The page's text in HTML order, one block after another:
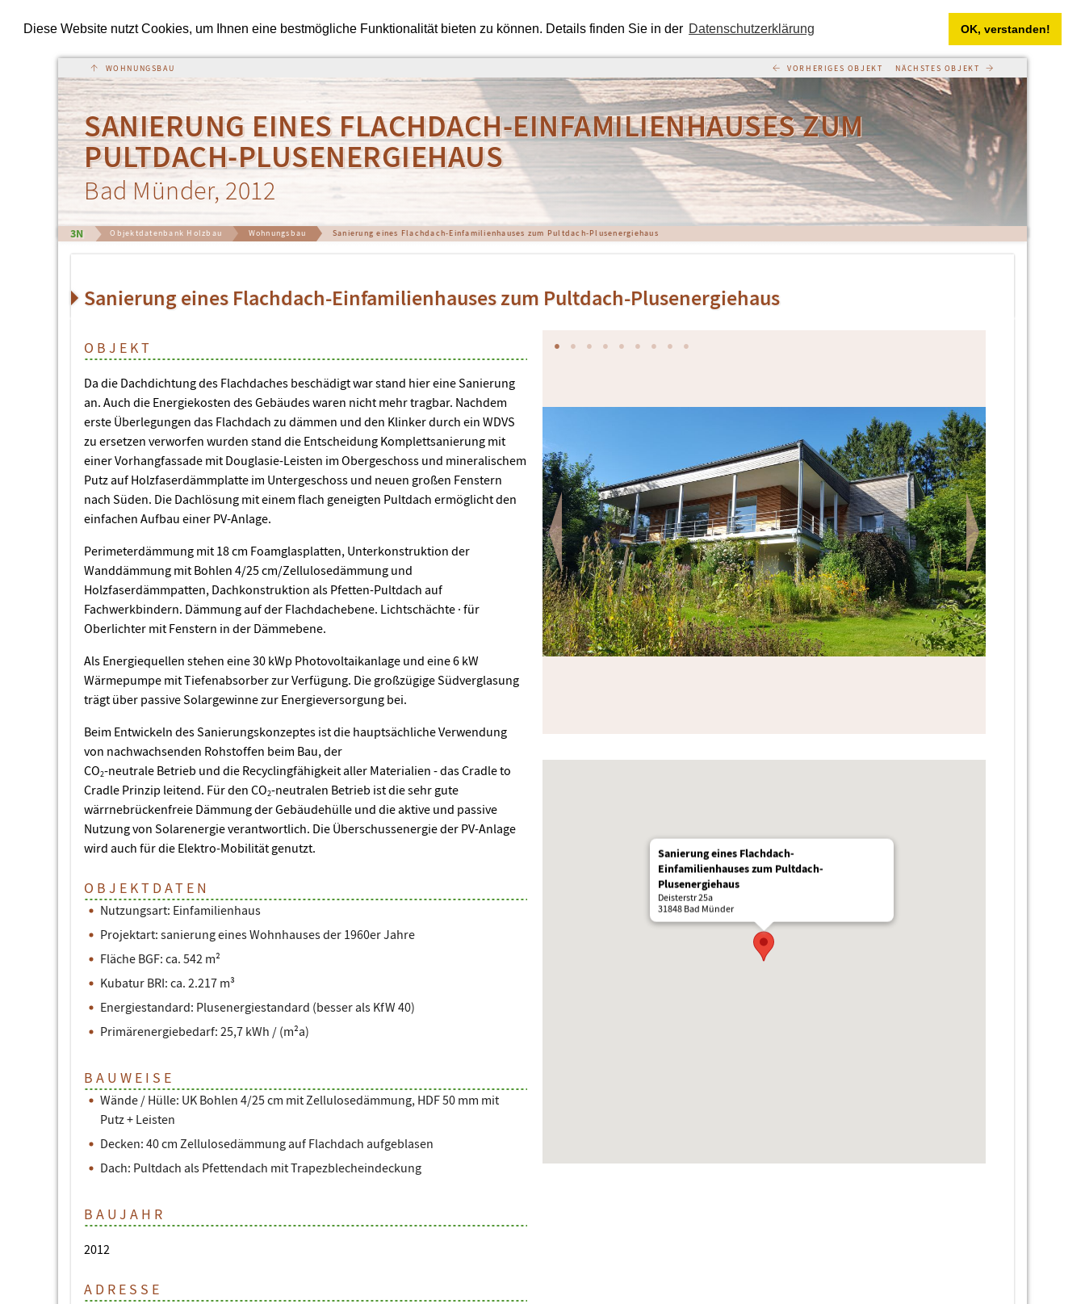
Diese Website nutzt Cookies, um Ihnen eine bestmögliche Funktionalität bieten zu können. Details finden Sie in der Datenschutzerklärung OK, verstanden!
↑ ← →
SANIERUNG EINES FLACHDACH-EINFAMILIENHAUSES ZUM
PULTDACH-PLUSENERGIEHAUS
Bad Münder, 2012
3N Objektdatenbank Holzbau Wohnungsbau Sanierung eines Flachdach-Einfamilienhauses zum Pultdach-Plusenergiehaus
Sanierung eines Flachdach-Einfamilienhauses zum Pultdach-Plusenergiehaus
OBJEKT
Da die Dachdichtung des Flachdaches beschädigt war stand hier eine Sanierung
an. Auch die Energiekosten des Gebäudes waren nicht mehr tragbar. Nachdem
erste Überlegungen das Flachdach zu dämmen und den Klinker durch ein WDVS
zu ersetzen verworfen wurden stand die Entscheidung Komplettsanierung mit
einer Vorhangfassade mit Douglasie-Leisten im Obergeschoss und mineralischem
Putz auf Holzfaserdämmplatte im Untergeschoss und neuen großen Fenstern
nach Süden. Die Dachlösung mit einem flach geneigten Pultdach ermöglicht den
einfachen Aufbau einer PV-Anlage.
Perimeterdämmung mit 18 cm Foamglasplatten, Unterkonstruktion der
Wanddämmung mit Bohlen 4/25 cm/Zellulosedämmung und
Holzfaserdämmpatten, Dachkonstruktion als Pfetten-Pultdach auf
Fachwerkbindern. Dämmung auf der Flachdachebene. Lichtschächte · für
Oberlichter mit Fenstern in der Dämmebene.
Als Energiequellen stehen eine 30 kWp Photovoltaikanlage und eine 6 kW
Wärmepumpe mit Tiefenabsorber zur Verfügung. Die großzügige Südverglasung
trägt über passive Solargewinne zur Energieversorgung bei.
Beim Entwickeln des Sanierungskonzeptes ist die hauptsächliche Verwendung
von nachwachsenden Rohstoffen beim Bau, der
CO2-neutrale Betrieb und die Recyclingfähigkeit aller Materialien - das Cradle to
Cradle Prinzip leitend. Für den CO2-neutralen Betrieb ist die sehr gute
wärrnebrückenfreie Dämmung der Gebäudehülle und die aktive und passive
Nutzung von Solarenergie verantwortlich. Die Überschussenergie der PV-Anlage
wird auch für die Elektro-Mobilität genutzt.
OBJEKTDATEN
Nutzungsart: Einfamilienhaus
Projektart: sanierung eines Wohnhauses der 1960er Jahre
Fläche BGF: ca. 542 m²
Kubatur BRI: ca. 2.217 m³
Energiestandard: Plusenergiestandard (besser als KfW 40)
Primärenergiebedarf: 25,7 kWh / (m²a)
BAUWEISE
Wände / Hülle: UK Bohlen 4/25 cm mit Zellulosedämmung, HDF 50 mm mit
Putz + Leisten
Decken: 40 cm Zellulosedämmung auf Flachdach aufgeblasen
Dach: Pultdach als Pfettendach mit Trapezblecheindeckung
BAUJAHR
2012
ADRESSE
Sanierung eines Flachdach-
Einfamilienhauses zum Pultdach-
Plusenergiehaus
Deisterstr 25a
31848 Bad Münder